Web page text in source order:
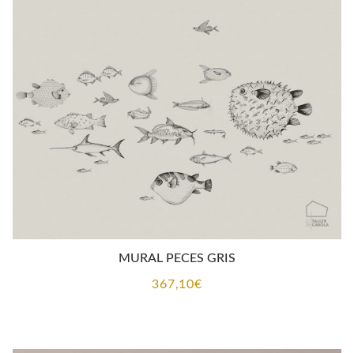
MURAL PECES GRIS
367,10€